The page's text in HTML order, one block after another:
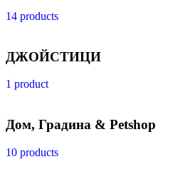
14 products
ДЖОЙСТИЦИ
1 product
Дом, Градина & Petshop
10 products